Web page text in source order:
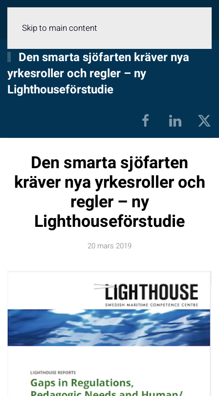
Skip to main content
Den smarta sjöfarten kräver nya
yrkesroller och regler – ny
Lighthouseförstudie
Den smarta sjöfarten
kräver nya yrkesroller och
regler – ny
Lighthouseförstudie
20 mars 2019